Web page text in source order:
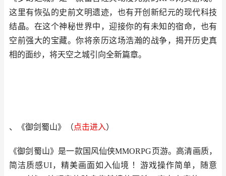
这里有恢弘的史前文明遗迹，也有开创新纪元的现代科技
结晶。在这个神秘世界中，迎接你的有未知的宿命，也有
空前强大的宝藏。你将亲历这场浩瀚的战争，揭开历史真
相的面纱，将天空之城引向全新篇章。
、《御剑蜀山》（点击进 入）
《御剑蜀山》是一款国风仙侠MMORPG页游。高清画质，
简洁质感UI，精美画面如入仙境 ！游戏操作简单，随意